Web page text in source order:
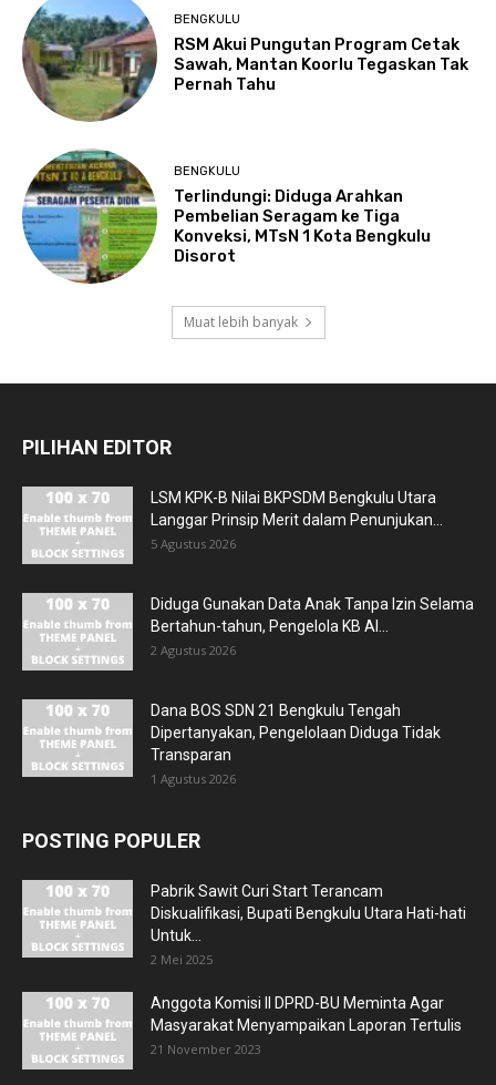
BENGKULU
RSM Akui Pungutan Program Cetak
Sawah, Mantan Koorlu Tegaskan Tak
Pernah Tahu
BENGKULU
Terlindungi: Diduga Arahkan
Pembelian Seragam ke Tiga
Konveksi, MTsN 1 Kota Bengkulu
Disorot
Muat lebih banyak
PILIHAN EDITOR
LSM KPK-B Nilai BKPSDM Bengkulu Utara
Langgar Prinsip Merit dalam Penunjukan...
5 Agustus 2026
Diduga Gunakan Data Anak Tanpa Izin Selama
Bertahun-tahun, Pengelola KB Al...
2 Agustus 2026
Dana BOS SDN 21 Bengkulu Tengah
Dipertanyakan, Pengelolaan Diduga Tidak
Transparan
1 Agustus 2026
POSTING POPULER
Pabrik Sawit Curi Start Terancam
Diskualifikasi, Bupati Bengkulu Utara Hati-hati
Untuk...
2 Mei 2025
Anggota Komisi II DPRD-BU Meminta Agar
Masyarakat Menyampaikan Laporan Tertulis
21 November 2023